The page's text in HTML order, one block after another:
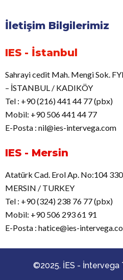
İletişim Bilgilerimiz
IES - İstanbul
Sahrayi cedit Mah. Mengi Sok.
– İSTANBUL / KADIKÖY
Tel : +90 (216) 441 44 77 (pbx)
Mobil: +90 506 441 44 77
E-Posta : nil@ies-intervega.com
IES - Mersin
Atatürk Cad. Erol Ap. No:104
MERSIN / TURKEY
Tel : +90 (324) 238 76 77 (pbx)
Mobil: +90 506 293 61 91
E-Posta : hatice@ies-
©2025. İES - İntervega